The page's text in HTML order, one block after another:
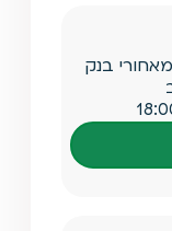
מאחורי בנק